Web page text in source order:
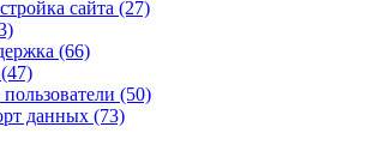
сайта (27)
(66)
(47)
(50)
данных (73)